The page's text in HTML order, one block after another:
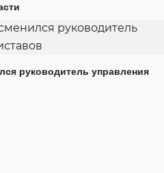
руководитель управления